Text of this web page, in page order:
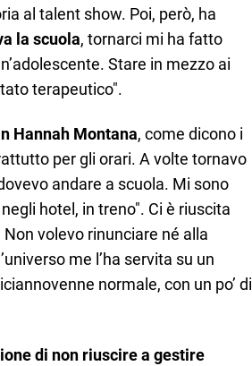
al talent show. Poi, però, ha
la scuola, tornarci mi ha fatto
Stare in mezzo ai
terapeutico".
Hannah Montana, come dicono i
per gli orari. A volte tornavo
andare a scuola. Mi sono
hotel, in treno". Ci è riuscita
volevo rinunciare né alla
me l’ha servita su un
normale, con un po’ di
di non riuscire a gestire